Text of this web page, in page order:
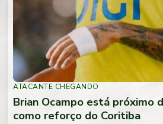
ATACANTE CHEGANDO
Brian Ocampo está próximo
como reforço do Coritiba